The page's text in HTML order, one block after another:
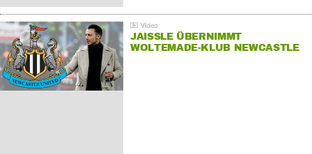
JAISSLE ÜBERNIMMT
WOLTEMADE-KLUB NEWCASTLE